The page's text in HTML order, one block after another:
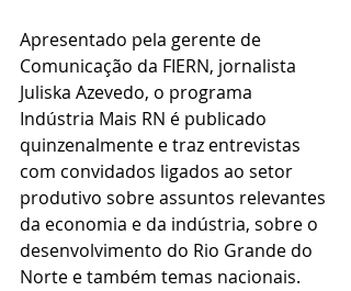
Apresentado pela gerente de
Comunicação da FIERN, jornalista
Juliska Azevedo, o programa
Indústria Mais RN é publicado
quinzenalmente e traz entrevistas
com convidados ligados ao setor
produtivo sobre assuntos relevantes
da economia e da indústria, sobre o
desenvolvimento do Rio Grande do
Norte e também temas nacionais.